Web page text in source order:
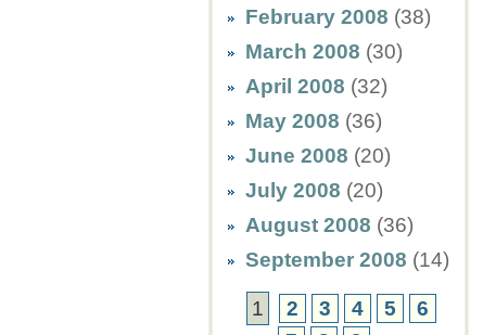
February 2008 (38)
March 2008 (30)
April 2008 (32)
May 2008 (36)
June 2008 (20)
July 2008 (20)
August 2008 (36)
September 2008 (14)
1 2 3 4 5
6